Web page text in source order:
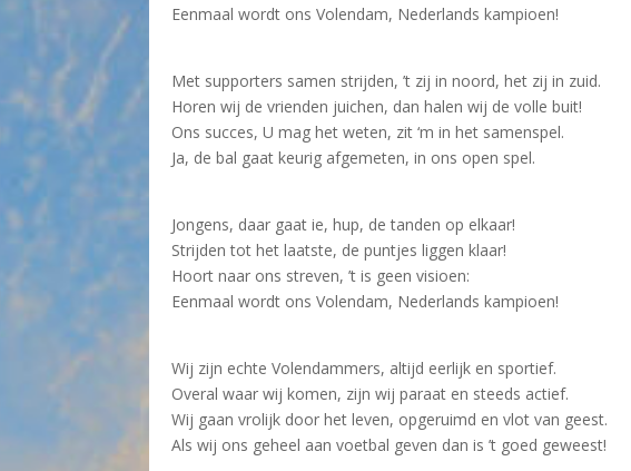
Eenmaal wordt ons Volendam, Nederlands kampioen!
Met supporters samen strijden, ’t zij in noord, het zij in zuid.
Horen wij de vrienden juichen, dan halen wij de volle buit!
Ons succes, U mag het weten, zit ‘m in het samenspel.
Ja, de bal gaat keurig afgemeten, in ons open spel.
Jongens, daar gaat ie, hup, de tanden op elkaar!
Strijden tot het laatste, de puntjes liggen klaar!
Hoort naar ons streven, ’t is geen visioen:
Eenmaal wordt ons Volendam, Nederlands kampioen!
Wij zijn echte Volendammers, altijd eerlijk en sportief.
Overal waar wij komen, zijn wij paraat en steeds actief.
Wij gaan vrolijk door het leven, opgeruimd en vlot van geest.
Als wij ons geheel aan voetbal geven dan is ’t goed geweest!